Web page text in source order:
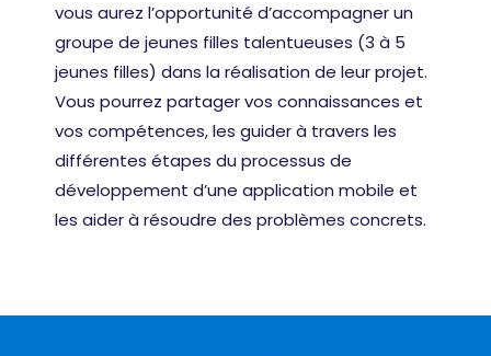
vous aurez l’opportunité d’accompagner un
groupe de jeunes filles talentueuses (3 à 5
jeunes filles) dans la réalisation de leur projet.
Vous pourrez partager vos connaissances et
vos compétences, les guider à travers les
différentes étapes du processus de
développement d’une application mobile et
les aider à résoudre des problèmes concrets.